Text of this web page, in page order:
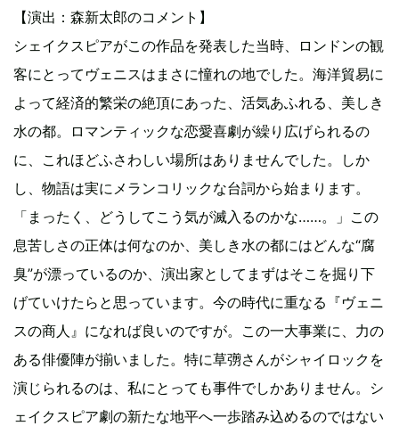
【演出：森新太郎のコメント】
シェイクスピアがこの作品を発表した当時、ロンドンの観
客にとってヴェニスはまさに憧れの地でした。海洋貿易に
よって経済的繁栄の絶頂にあった、活気あふれる、美しき
水の都。ロマンティックな恋愛喜劇が繰り広げられるの
に、これほどふさわしい場所はありませんでした。しか
し、物語は実にメランコリックな台詞から始まります。
「まったく、どうしてこう気が滅入るのかな……。」この
息苦しさの正体は何なのか、美しき水の都にはどんな“腐
臭”が漂っているのか、演出家としてまずはそこを掘り下
げていけたらと思っています。今の時代に重なる『ヴェニ
スの商人』になれば良いのですが。この一大事業に、力の
ある俳優陣が揃いました。特に草彅さんがシャイロックを
演じられるのは、私にとっても事件でしかありません。シ
ェイクスピア劇の新たな地平へ一歩踏み込めるのではない